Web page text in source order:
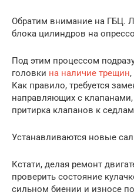
Обратим внимание на ГБЦ.
блока цилиндров на
Под этим процессом
головки на наличие трещин
Как правило, требуется
направляющих с клапанами,
притирка клапанов к
Устанавливаются новые
Кстати, делая ремонт
проверить состояние
сильном биении и износе